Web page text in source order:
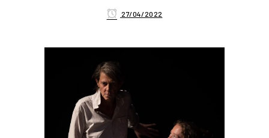
27/04/2022